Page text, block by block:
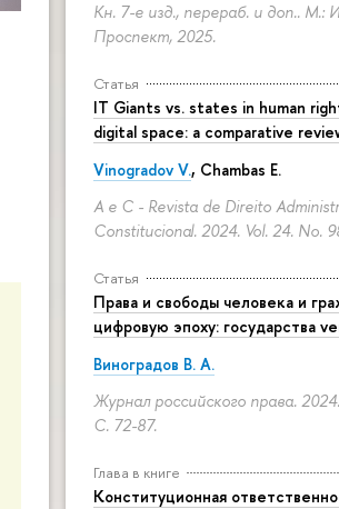
Кн. 7-е изд., перераб. и доп.. М.:
Проспект, 2025.
Статья
IT Giants vs. states in human
digital space: a comparative
Vinogradov V., Chambas E.
A e C - Revista de Direito
Constitucional. 2024. Vol. 24. No.
Статья
Права и свободы человека и
цифровую эпоху: государства
Виноградов В. А.
Журнал российского права.
С. 72-87.
Глава в книге
Конституционная